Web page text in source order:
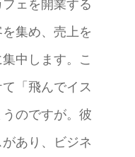
ェを開業する
集め、売上を
中します。こ
「飛んでイス
のですが。彼
あり、ビジネ